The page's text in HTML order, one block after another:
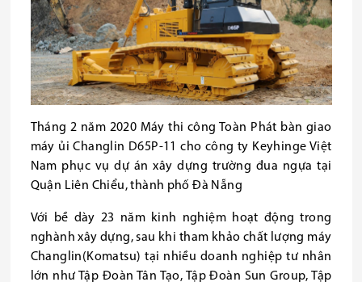
Tháng 2 năm 2020 Máy thi công Toàn Phát bàn giao
máy ủi Changlin D65P-11 cho công ty Keyhinge Việt
Nam phục vụ dự án xây dựng trường đua ngựa tại
Quận Liên Chiểu, thành phố Đà Nẵng
Với bề dày 23 năm kinh nghiệm hoạt động trong
nghành xây dựng, sau khi tham khảo chất lượng máy
Changlin(Komatsu) tại nhiều doanh nghiệp tư nhân
lớn như Tập Đoàn Tân Tạo, Tập Đoàn Sun Group, Tập